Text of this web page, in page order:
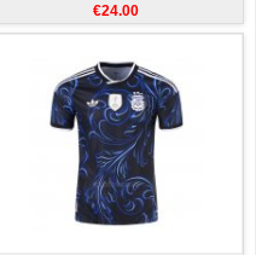
€24.00